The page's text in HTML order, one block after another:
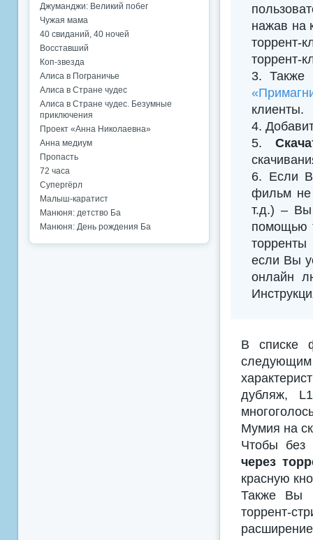
нажав на
торрент-
торрент-
3. Также
клиенты.
4.
5.
6. Если
фильм не
т.д.) – Вы
помощью
если Вы
онлайн
В списке
дубляж,
Мумия на
Чтобы без
через
красную
Также Вы
торрент-
Джуманджи: Великий побег
Чужая мама
40 свиданий, 40 ночей
Восставший
Коп-звезда
Алиса в Пограничье
Алиса в Стране чудес
Алиса в Стране чудес. Безумные
приключения
Проект «Анна Николаевна»
Анна медиум
Пропасть
72 часа
Супергёрл
Малыш-каратист
Манюня: детство Ба
Манюня: День рождения Ба